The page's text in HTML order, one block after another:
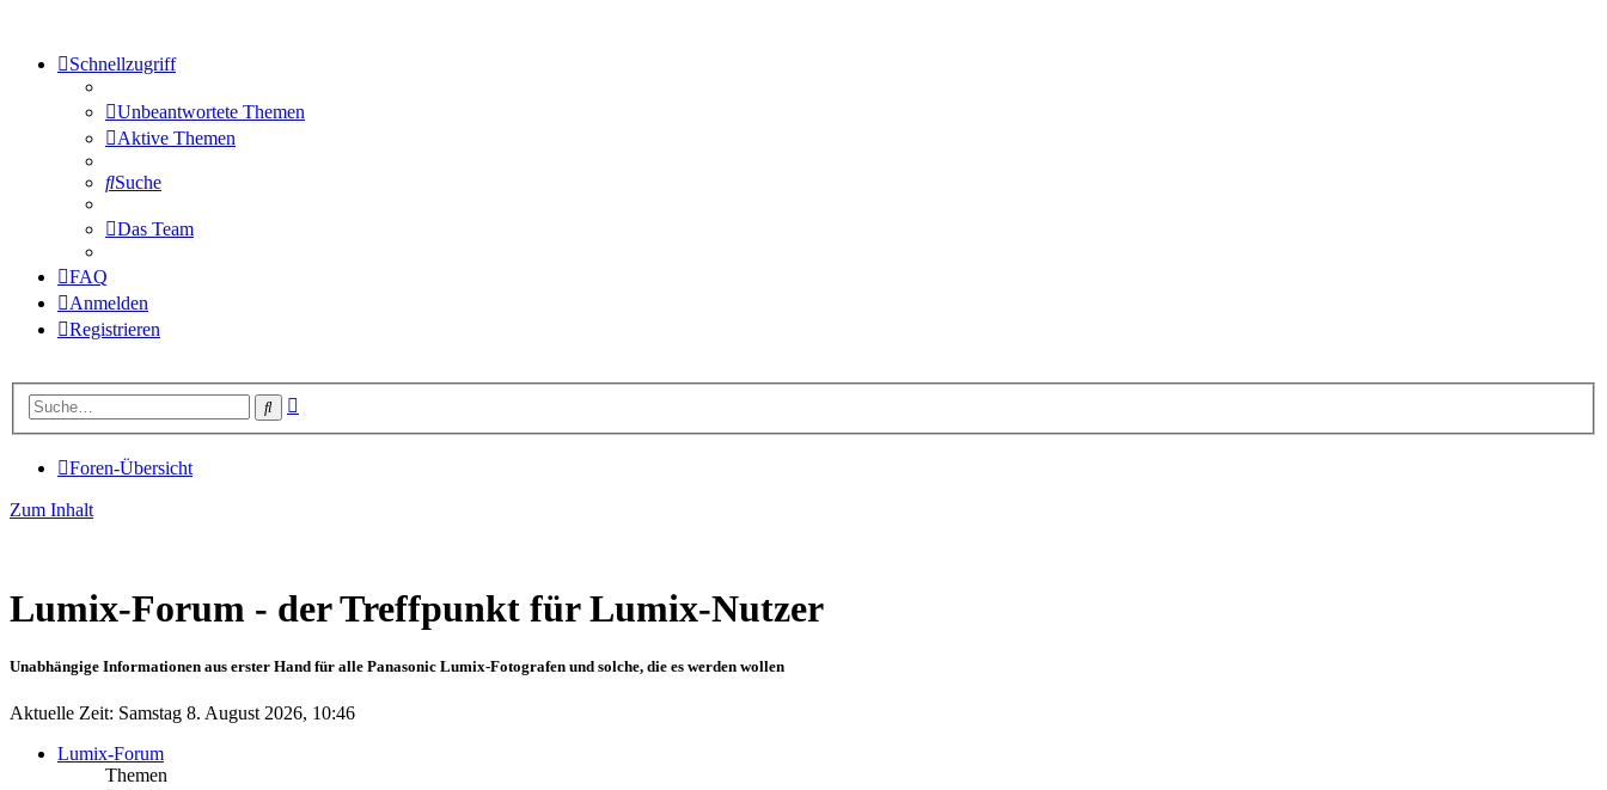
Schnellzugriff
Unbeantwortete Themen
Aktive Themen
Suche
Das Team
FAQ
Anmelden
Registrieren
Suche
Foren-Übersicht
Zum Inhalt
Lumix-Forum - der Treffpunkt für Lumix-Nutzer
Unabhängige Informationen aus erster Hand für alle Panasonic Lumix-Fotografen und solche, die es werden wollen
Aktuelle Zeit: Samstag 8. August 2026, 10:46
Lumix-Forum
Themen